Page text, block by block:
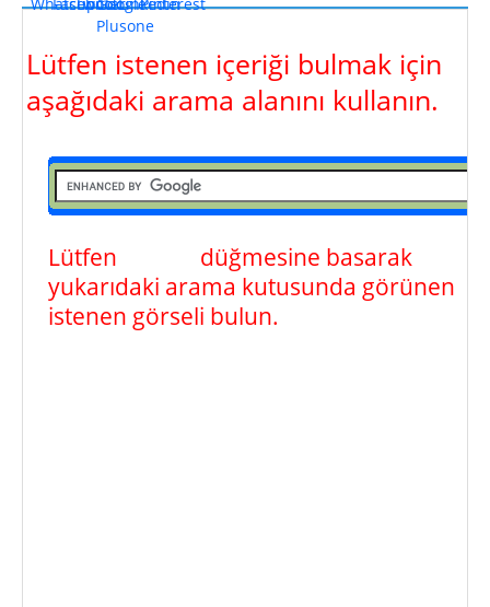
Lütfen istenen içeriği bulmak için
aşağıdaki arama alanını kullanın.
Lütfen
düğmesine basarak
yukarıdaki arama kutusunda görünen
istenen görseli bulun.